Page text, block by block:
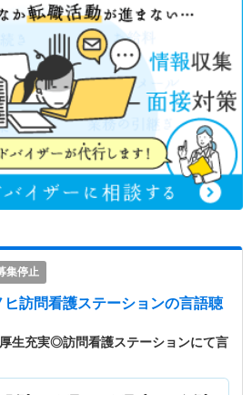
集停止
訪問看護ステーションの言語聴
厚生充実◎訪問看護ステーションにて言